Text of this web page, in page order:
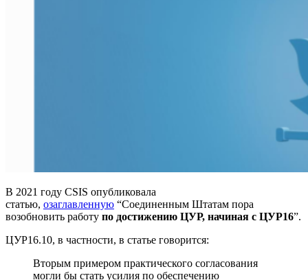
В 2021 году CSIS опубликовала
статью, озаглавленную “Соединенным Штатам пора
возобновить работу по достижению ЦУР, начиная с ЦУР16”.
ЦУР16.10, в частности, в статье говорится:
Вторым примером практического согласования
могли бы стать усилия по обеспечению